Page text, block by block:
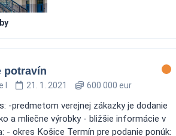
potravín
21. 1. 2021 600 000 eur
-predmetom verejnej zákazky je dodanie
a mliečne výrobky - bližšie informácie v
- okres Košice Termín pre podanie ponúk: